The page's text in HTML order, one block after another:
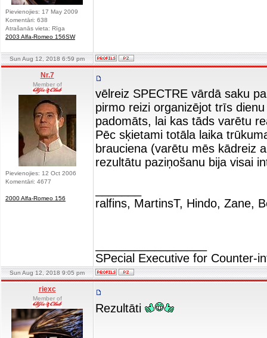
Pievienojies: 17 May 2009
Komentāri: 638
Atrašanās vieta: Rīga
2003 Alfa-Romeo 156SW
Sun Aug 12, 2018 6:59 pm
Nr.7
Member of
Pievienojies: 12 Oct 2006
Komentāri: 4677
2000 Alfa-Romeo 156
vēlreiz SPECTRE vārdā saku
pirmo reizi organizējot trīs
padomāts, lai kas tāds varētu
Pēc sķietami totāla laika
brauciena (varētu mēs kādreiz
rezultātu paziņošanu bija visai
ralfins, MartinsT, Hindo, Zane,
SPecial Executive for Counter-
Sun Aug 12, 2018 9:05 pm
riexc
Member of
Rezultāti